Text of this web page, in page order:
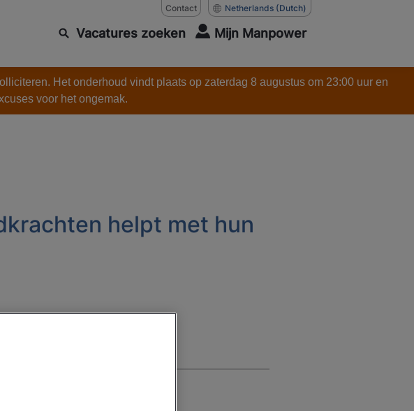
Contact Netherlands (Dutch)
Vacatures zoeken Mijn Manpower
Het onderhoud vindt plaats op zaterdag 8 augustus om 23:00 uur en
voor het ongemak.
helpt met hun